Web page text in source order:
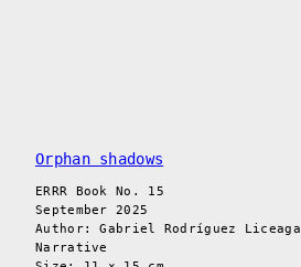
Orphan shadows
ERRR Book No. 15
September 2025
Author: Gabriel Rodríguez Liceaga
Narrative